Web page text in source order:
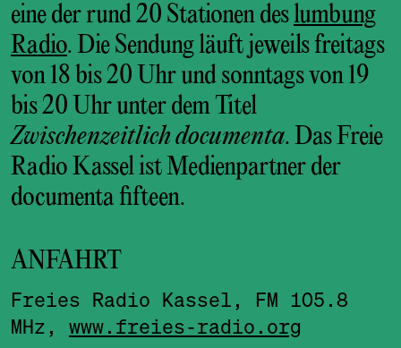
eine der rund 20 Stationen deslumbung
Radio. Die Sendung läuft jeweils freitags
von 18 bis 20 Uhr und sonntags von 19
bis 20 Uhr unter dem Titel
Zwischenzeitlich documenta. Das Freie
Radio Kassel ist Medienpartner der
documenta fifteen.
ANFAHRT
Freies Radio Kassel, FM 105.8
MHz, www.freies-radio.org